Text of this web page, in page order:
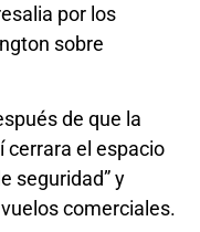
por los
sobre
de que la
cerrara el espacio
seguridad” y
comerciales.